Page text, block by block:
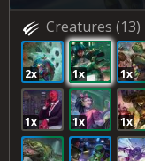
Creatures (13)
2x 1x 1x
1x 1x 1x